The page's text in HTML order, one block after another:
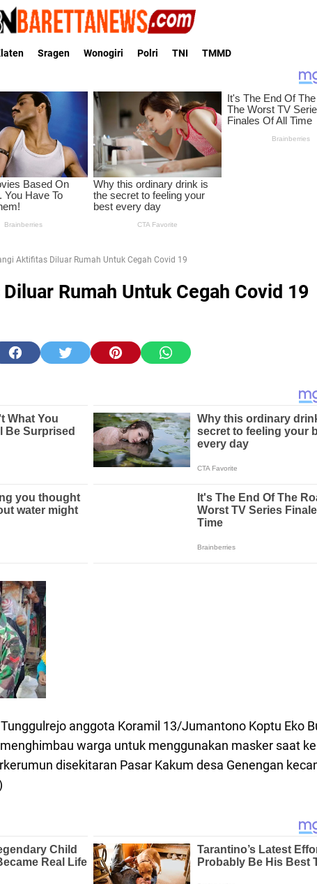
Sragen Wonogiri Polri TNI TMMD
Aktifitas Diluar Rumah Untuk Cegah Covid 19
Rumah Untuk Cegah Covid 19
Tunggulrejo anggota Koramil 13/Jumantono Koptu Eko
warga untuk menggunakan masker saat
disekitaran Pasar Kakum desa Genengan